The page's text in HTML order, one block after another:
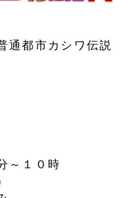
通都市カシワ伝説
～１０時